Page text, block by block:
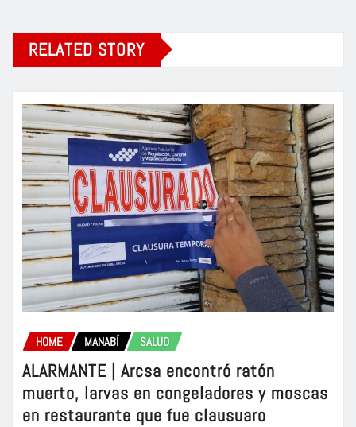
RELATED STORY
HOME MANABÍ SALUD
ALARMANTE | Arcsa encontró ratón
muerto, larvas en congeladores y moscas
en restaurante que fue clausuaro